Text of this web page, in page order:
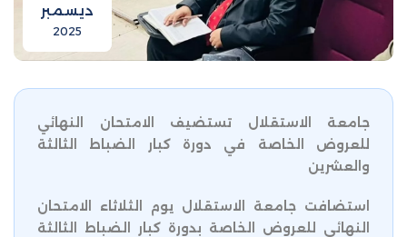
ديسمبر
2025
جامعة الاستقلال تستضيف الامتحان النهائي
للعروض الخاصة في دورة كبار الضباط الثالثة
والعشرين
استضافت جامعة الاستقلال يوم الثلاثاء الامتحان
النهائي للعروض الخاصة بدورة كبار الضباط الثالثة